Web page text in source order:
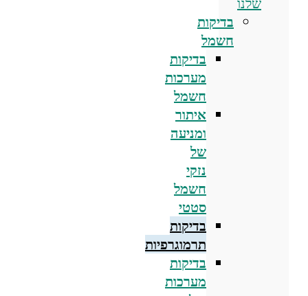
בדיקות
חשמל
בדיקות
מערכות
חשמל
איתור
ומניעה
של
נזקי
חשמל
סטטי
בדיקות
תרמוגרפיות
בדיקות
מערכות